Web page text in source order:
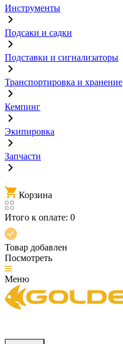
Инструменты
Подсаки и садки
Подставки и сигнализаторы
Транспортировка и хранение
Кемпинг
Экипировка
Запчасти
Корзина
Итого к оплате: 0
Товар добавлен
Посмотреть
Меню